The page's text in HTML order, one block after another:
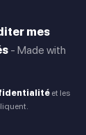
mes
- Made with
et les